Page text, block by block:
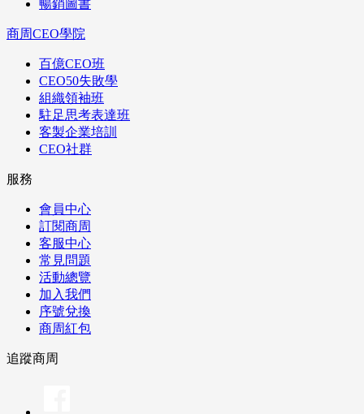
暢銷圖書
商周CEO學院
百億CEO班
CEO50失敗學
組織領袖班
駐足思考表達班
客製企業培訓
CEO社群
服務
會員中心
訂閱商周
客服中心
常見問題
活動總覽
加入我們
序號兌換
商周紅包
追蹤商周